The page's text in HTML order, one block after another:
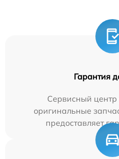
Гарантия
Сервисный центр
оригинальные
предоставляет